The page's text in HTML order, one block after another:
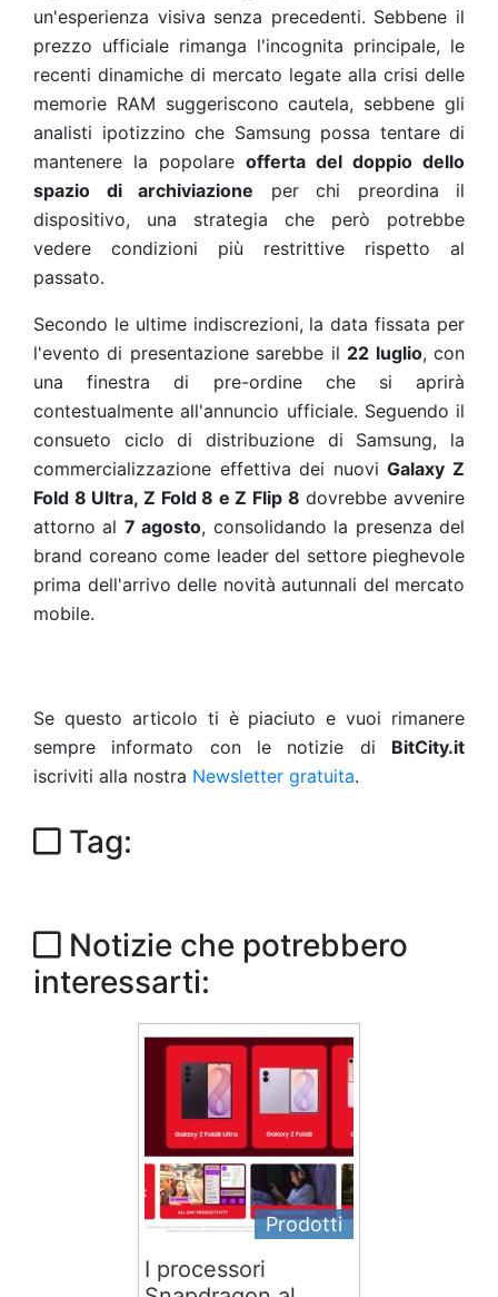
un'esperienza visiva senza precedenti. Sebbene il
prezzo ufficiale rimanga l'incognita principale, le
recenti dinamiche di mercato legate alla crisi delle
memorie RAM suggeriscono cautela, sebbene gli
analisti ipotizzino che Samsung possa tentare di
mantenere la popolare offerta del doppio dello
spazio di archiviazione per chi preordina il
dispositivo, una strategia che però potrebbe
vedere condizioni più restrittive rispetto al
passato.
Secondo le ultime indiscrezioni, la data fissata per
l'evento di presentazione sarebbe il 22 luglio, con
una finestra di pre-ordine che si aprirà
contestualmente all'annuncio ufficiale. Seguendo il
consueto ciclo di distribuzione di Samsung, la
commercializzazione effettiva dei nuoviGalaxy Z
Fold 8 Ultra, Z Fold 8 e Z Flip 8 dovrebbe avvenire
attorno al 7 agosto, consolidando la presenza del
brand coreano come leader del settore pieghevole
prima dell'arrivo delle novità autunnali del mercato
mobile.
Se questo articolo ti è piaciuto e vuoi rimanere
sempre informato con le notizie di BitCity.it
iscriviti alla nostra Newsletter gratuita.
Tag:
Notizie che potrebbero
interessarti:
Prodotti
I processori